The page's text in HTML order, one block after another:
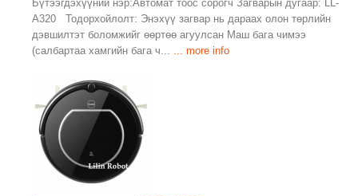
Бүтээгдэхүүний нэр:Автомат тоос сорогч Загварын дугаар: LL-
A320 Тодорхойлолт: Энэхүү загвар нь дараах олон төрлийн
дэвшилтэт боломжийг өөртөө агуулсан Маш бага чимээ
(салбартаа хамгийн бага ч...
... more info